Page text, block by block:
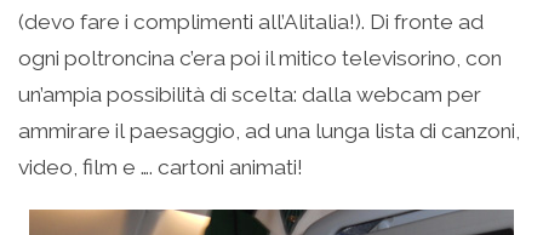
(devo fare i complimenti all’Alitalia!). Di fronte ad
ogni poltroncina c’era poi il mitico televisorino, con
un’ampia possibilità di scelta: dalla webcam per
ammirare il paesaggio, ad una lunga lista di canzoni,
video, film e …. cartoni animati!